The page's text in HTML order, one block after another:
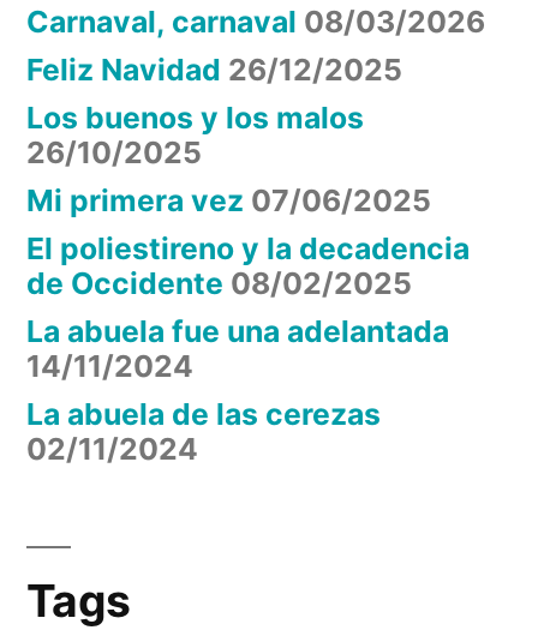
Carnaval, carnaval 08/03/2026
Feliz Navidad 26/12/2025
Los buenos y los malos
26/10/2025
Mi primera vez 07/06/2025
El poliestireno y la decadencia
de Occidente 08/02/2025
La abuela fue una adelantada
14/11/2024
La abuela de las cerezas
02/11/2024
Tags